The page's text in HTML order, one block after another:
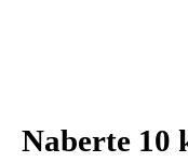
Naberte 10